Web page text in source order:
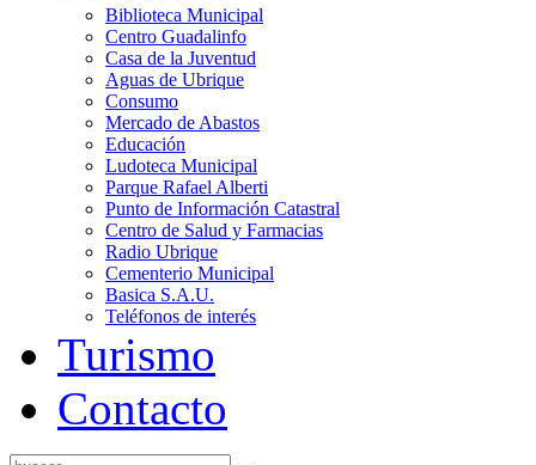
Biblioteca Municipal
Centro Guadalinfo
Casa de la Juventud
Aguas de Ubrique
Consumo
Mercado de Abastos
Educación
Ludoteca Municipal
Parque Rafael Alberti
Punto de Información Catastral
Centro de Salud y Farmacias
Radio Ubrique
Cementerio Municipal
Basica S.A.U.
Teléfonos de interés
Turismo
Contacto